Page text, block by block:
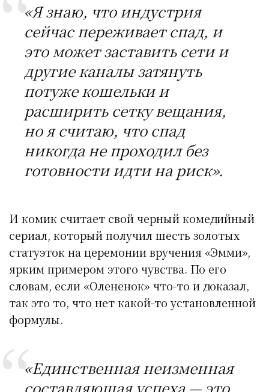
«Я знаю, что индустрия
сейчас переживает спад, и
это может заставить сети и
другие каналы затянуть
потуже кошельки и
расширить сетку вещания,
но я считаю, что спад
никогда не проходил без
готовности идти на риск».
И комик считает свой черный комедийный
сериал, который получил шесть золотых
статуэток на церемонии вручения «Эмми»,
ярким примером этого чувства. По его
словам, если «Олененок» что-то и доказал,
так это то, что нет какой-то установленной
формулы.
«Единственная неизменная
составляющая успеха — это